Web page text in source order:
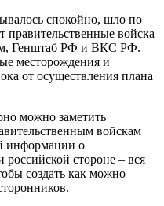
спокойно, шло по
войска
Генштаб РФ и ВКС РФ.
месторождения и
от осуществления плана
можно заметить
войскам
информации о
стороне – вся
создать как можно